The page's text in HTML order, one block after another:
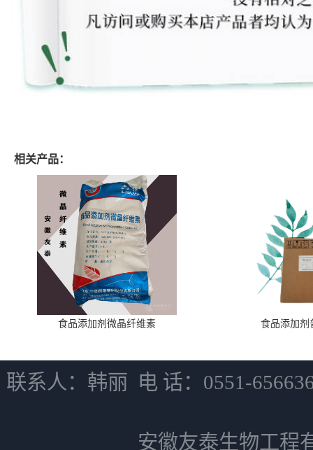
相关产品：
食品添加剂微晶纤维素 食品添加剂
联系人：韩丽 电 话：0551-
安徽友泰生物工程